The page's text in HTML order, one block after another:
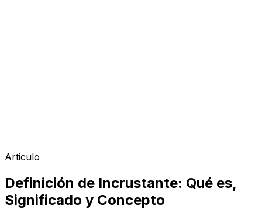
Articulo
Definición de Incrustante: Qué es,
Significado y Concepto